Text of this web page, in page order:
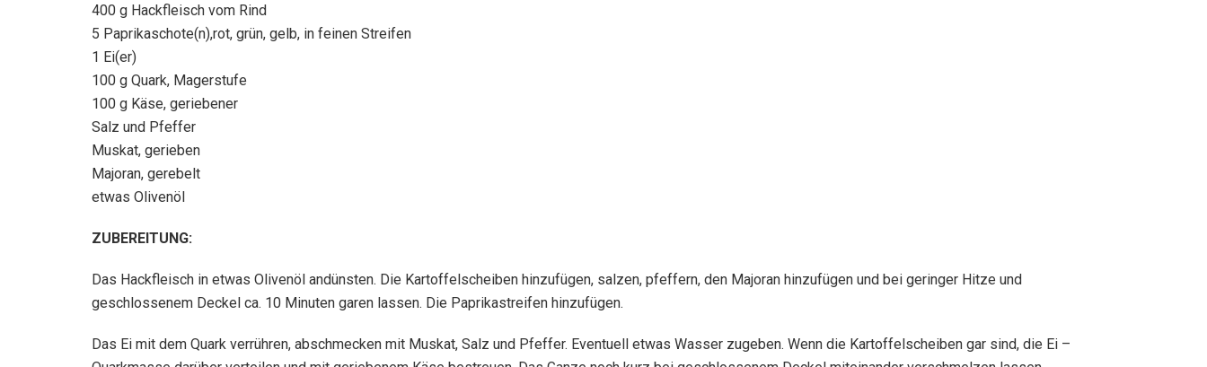
400 g Hackfleisch vom Rind
5 Paprikaschote(n),rot, grün, gelb, in feinen Streifen
1 Ei(er)
100 g Quark, Magerstufe
100 g Käse, geriebener
Salz und Pfeffer
Muskat, gerieben
Majoran, gerebelt
etwas Olivenöl
ZUBEREITUNG:
Das Hackfleisch in etwas Olivenöl andünsten. Die Kartoffelscheiben hinzufügen, salzen, pfeffern, den Majoran hinzufügen und bei geringer Hitze und
geschlossenem Deckel ca. 10 Minuten garen lassen. Die Paprikastreifen hinzufügen.
Das Ei mit dem Quark verrühren, abschmecken mit Muskat, Salz und Pfeffer. Eventuell etwas Wasser zugeben. Wenn die Kartoffelscheiben gar sind, die Ei –